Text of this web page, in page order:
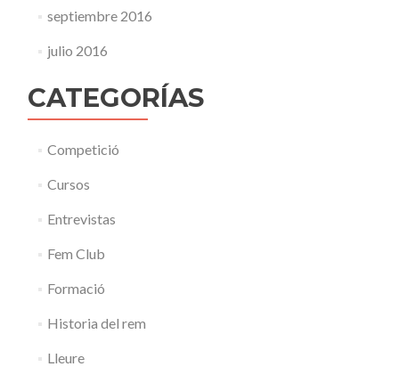
septiembre 2016
julio 2016
CATEGORÍAS
Competició
Cursos
Entrevistas
Fem Club
Formació
Historia del rem
Lleure